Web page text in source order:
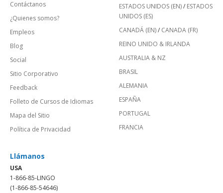
Contáctanos
¿Quienes somos?
Empleos
Blog
Social
Sitio Corporativo
Feedback
Folleto de Cursos de Idiomas
Mapa del Sitio
Política de Privacidad
ESTADOS UNIDOS (EN)/ ESTADOS
UNIDOS (ES)
CANADÁ (EN)/ CANADA (FR)
REINO UNIDO & IRLANDA
AUSTRALIA & NZ
BRASIL
ALEMANIA
ESPAÑA
PORTUGAL
FRANCIA
Llámanos
USA
1-866-85-LINGO
(1-866-85-54646)